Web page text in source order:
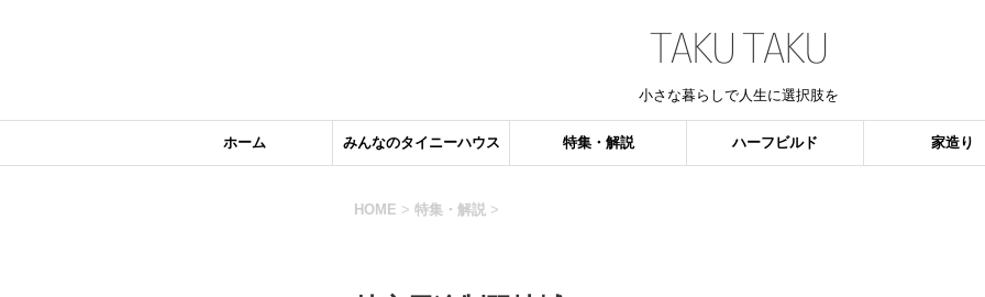
小さな暮らしで人生に選択肢を
ホーム みんなのタイニーハウス 特集・解説 ハーフビルド 家造り
HOME > 特集・解説 >